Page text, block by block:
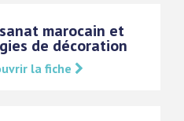
marocain et
de décoration
la fiche